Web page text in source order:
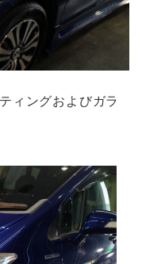
ィングおよびガラ